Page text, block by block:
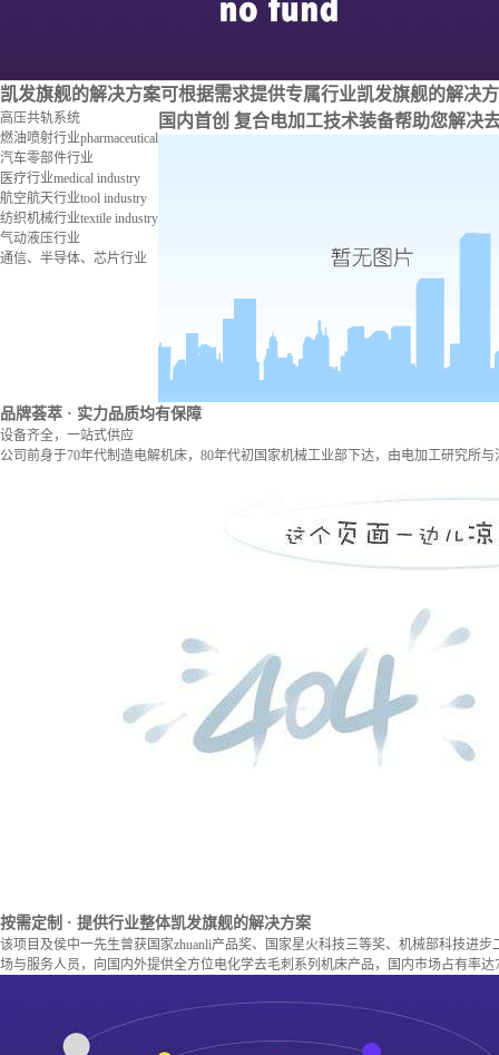
凯发旗舰的解决方案可根据需求提供专属行业凯发旗舰的解决
高压共轨系统
燃油喷射行业pharmaceutical
汽车零部件行业
医疗行业medical industry
航空航天行业tool industry
纺织机械行业textile industry
气动液压行业
通信、半导体、芯片行业
国内首创 复合电加工技术装备帮助您解决
品牌荟萃 · 实力品质均有保障
设备齐全，一站式供应
公司前身于70年代制造电解机床，80年代初国家机械工业部下达，由电加工研究所
按需定制 · 提供行业整体凯发旗舰的解决方案
该项目及侯中一先生曾获国家zhuanli产品奖、国家星火科技三等奖、机械部科技进
场与服务人员，向国内外提供全方位电化学去毛刺系列机床产品，国内市场占有率达